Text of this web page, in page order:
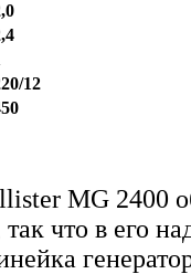
12
MG 2400
что в его